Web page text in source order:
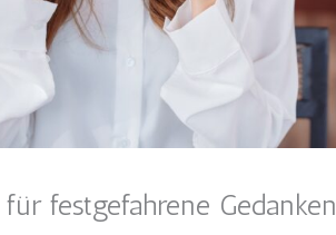
festgefahrene Gedanken